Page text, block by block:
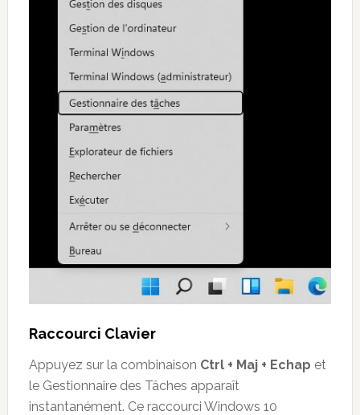
Raccourci Clavier
Appuyez sur la combinaison Ctrl + Maj + Echap et
le Gestionnaire des Tâches apparaît
instantanément. Ce raccourci Windows 10